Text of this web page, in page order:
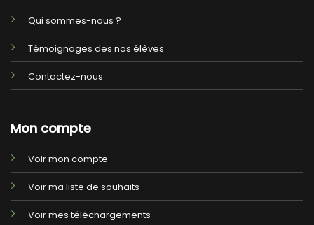
Qui sommes-nous ?
Témoignages des nos élèves
Contactez-nous
Mon compte
Voir mon compte
Voir ma liste de souhaits
Voir mes téléchargements